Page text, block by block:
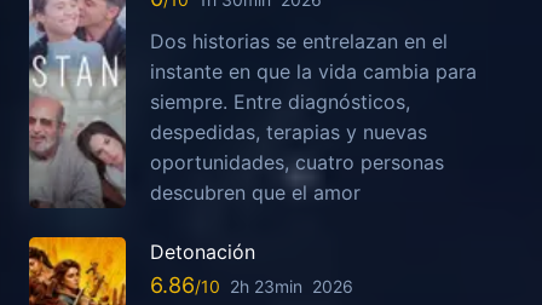
Dos historias se entrelazan en el
instante en que la vida cambia para
siempre. Entre diagnósticos,
despedidas, terapias y nuevas
oportunidades, cuatro personas
descubren que el amor
Detonación
6.86 2h 23min 2026